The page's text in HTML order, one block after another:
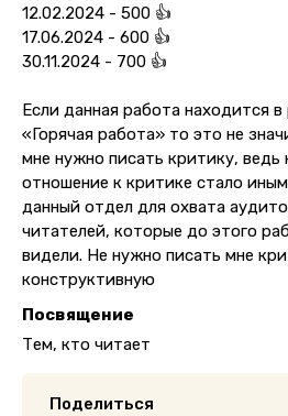
12.02.2024 - 500 👍
17.06.2024 - 600 👍
30.11.2024 - 700 👍
Если данная работа находится
«Горячая работа» то это не
мне нужно писать критику, ведь
отношение к критике стало
данный отдел для охвата
читателей, которые до этого
видели. Не нужно писать мне
конструктивную
Посвящение
Тем, кто читает
Поделиться